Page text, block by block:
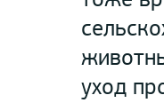
уход